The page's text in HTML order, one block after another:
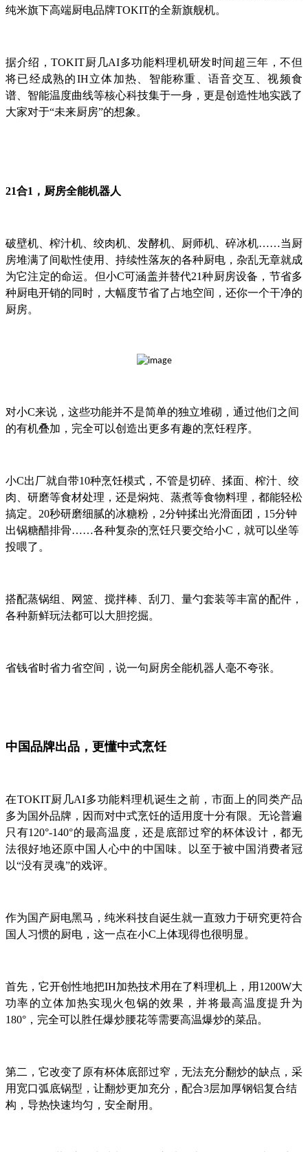
纯米旗下高端厨电品牌TOKIT的全新旗舰机。
据介绍，TOKIT厨几AI多功能料理机研发时间超三年，不但
将已经成熟的IH立体加热、智能称重、语音交互、视频食
谱、智能温度曲线等核心科技集于一身，更是创造性地实践了
大家对于“未来厨房”的想象。
21合1，厨房全能机器人
破壁机、榨汁机、绞肉机、发酵机、厨师机、碎冰机……当厨
房堆满了间歇性使用、持续性落灰的各种厨电，杂乱无章就成
为它注定的命运。但小C可涵盖并替代21种厨房设备，节省多
种厨电开销的同时，大幅度节省了占地空间，还你一个干净的
厨房。
对小C来说，这些功能并不是简单的独立堆砌，通过他们之间
的有机叠加，完全可以创造出更多有趣的烹饪程序。
小C出厂就自带10种烹饪模式，不管是切碎、揉面、榨汁、绞
肉、研磨等食材处理，还是焖炖、蒸煮等食物料理，都能轻松
搞定。20秒研磨细腻的冰糖粉，2分钟揉出光滑面团，15分钟
出锅糖醋排骨……各种复杂的烹饪只要交给小C，就可以坐等
投喂了。
搭配蒸锅组、网篮、搅拌棒、刮刀、量勺套装等丰富的配件，
各种新鲜玩法都可以大胆挖掘。
省钱省时省力省空间，说一句厨房全能机器人毫不夸张。
中国品牌出品，更懂中式烹饪
在TOKIT厨几AI多功能料理机诞生之前，市面上的同类产品
多为国外品牌，因而对中式烹饪的适用度十分有限。无论普遍
只有120°-140°的最高温度，还是底部过窄的杯体设计，都无
法很好地还原中国人心中的中国味。以至于被中国消费者冠
以“没有灵魂”的戏评。
作为国产厨电黑马，纯米科技自诞生就一直致力于研究更符合
国人习惯的厨电，这一点在小C上体现得也很明显。
首先，它开创性地把IH加热技术用在了料理机上，用1200W大
功率的立体加热实现火包锅的效果，并将最高温度提升为
180°，完全可以胜任爆炒腰花等需要高温爆炒的菜品。
第二，它改变了原有杯体底部过窄，无法充分翻炒的缺点，采
用宽口弧底锅型，让翻炒更加充分，配合3层加厚钢铝复合结
构，导热快速均匀，安全耐用。